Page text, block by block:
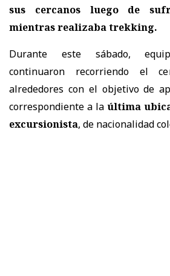
sus cercanos luego de
mientras realizaba trekking.
Durante este sábado,
continuaron recorriendo el
alrededores con el objetivo de
correspondiente a la última
excursionista, de nacionalidad